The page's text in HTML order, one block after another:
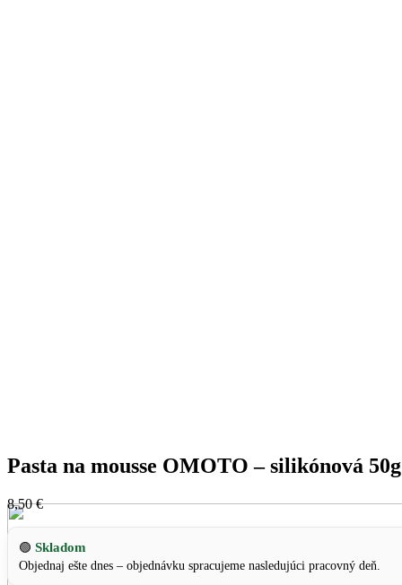
Pasta na mousse OMOTO – silikónová 50g
8,50€
🟢 Skladom
Objednaj ešte dnes – objednávku spracujeme nasledujúci pracovný deň.